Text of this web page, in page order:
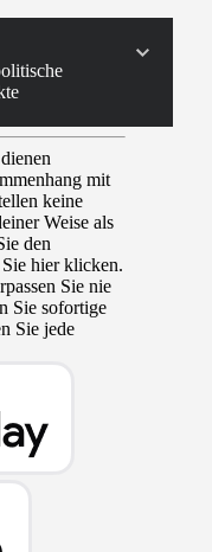
mit
keine
Weise als
den
hier klicken.
Sie nie
Sie sofortige
Sie jede